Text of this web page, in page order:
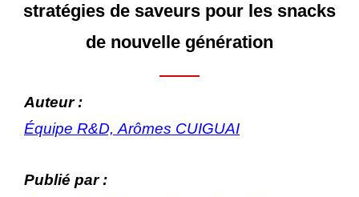
stratégies de saveurs pour les snacks
de nouvelle génération
Auteur :
Équipe R&D, Arômes CUIGUAI
Publié par :